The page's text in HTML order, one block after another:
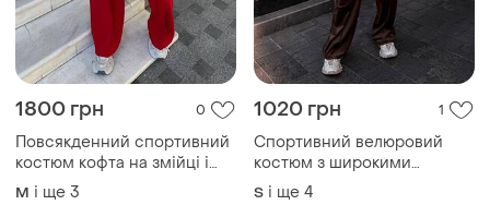
1800 грн 0
Повсякденний спортивний
костюм кофта на змійці і
вільні штани
M і ще 3
1020 грн 1
Спортивний велюровий
костюм з широкими
штанами, штани на високу
посадку та кофта укорочена
S і ще 4